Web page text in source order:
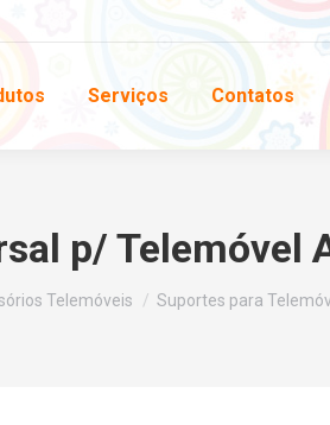
Serviços Contatos
p/ Telemóvel
Telemóveis Suportes para